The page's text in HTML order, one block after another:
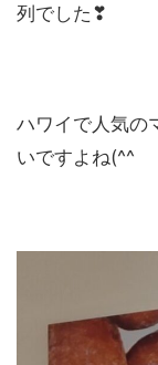
列でした❣
ハワイで人気の
いですよね(^^